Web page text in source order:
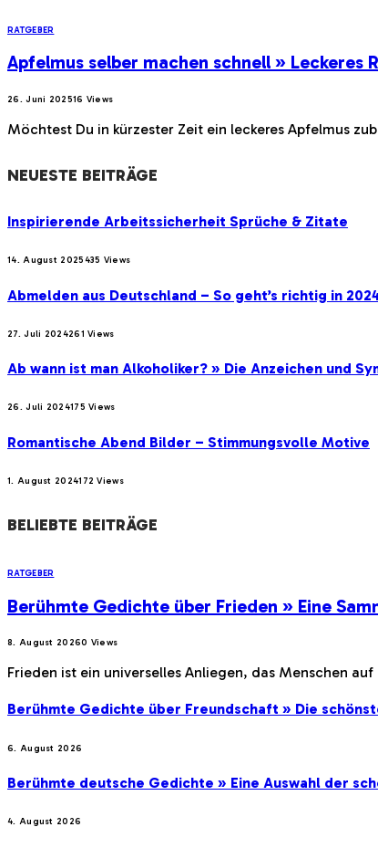
RATGEBER
Apfelmus selber machen schnell » Leckeres
26. Juni 202516 Views
Möchtest Du in kürzester Zeit ein leckeres Apfelmus
NEUESTE BEITRÄGE
Inspirierende Arbeitssicherheit Sprüche & Zitate
14. August 2025435 Views
Abmelden aus Deutschland – So geht’s richtig in
27. Juli 2024261Views
Ab wann ist man Alkoholiker? » Die Anzeichen und
26. Juli 2024175Views
Romantische Abend Bilder – Stimmungsvolle Motive
1. August 2024172Views
BELIEBTE BEITRÄGE
RATGEBER
Berühmte Gedichte über Frieden » Eine
8. August 20260 Views
Frieden ist ein universelles Anliegen, das Menschen
Berühmte Gedichte über Freundschaft » Die
6. August 2026
Berühmte deutsche Gedichte » Eine Auswahl der
4. August 2026